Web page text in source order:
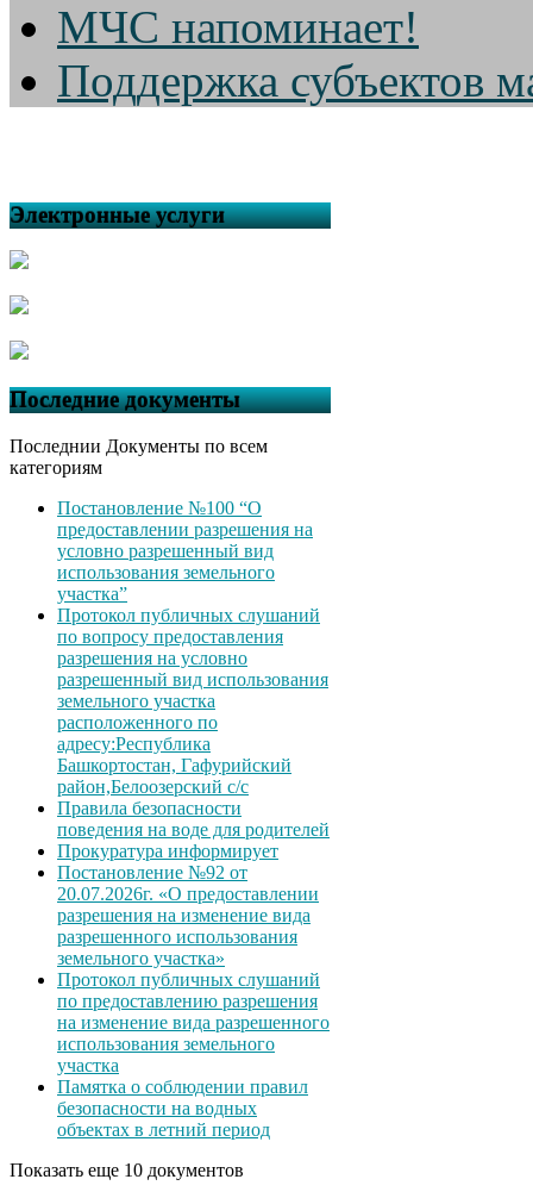
МЧС напоминает!
Поддержка субъектов
Электронные услуги
Последние документы
Последнии Документы по всем
категориям
Постановление №100 “О
предоставлении разрешения на
условно разрешенный вид
использования земельного
участка”
Протокол публичных слушаний
по вопросу предоставления
разрешения на условно
разрешенный вид использования
земельного участка
расположенного по
адресу:Республика
Башкортостан, Гафурийский
район,Белоозерский с/с
Правила безопасности
поведения на воде для родителей
Прокуратура информирует
Постановление №92 от
20.07.2026г. «О предоставлении
разрешения на изменение вида
разрешенного использования
земельного участка»
Протокол публичных слушаний
по предоставлению разрешения
на изменение вида разрешенного
использования земельного
участка
Памятка о соблюдении правил
безопасности на водных
объектах в летний период
Показать еще 10 документов